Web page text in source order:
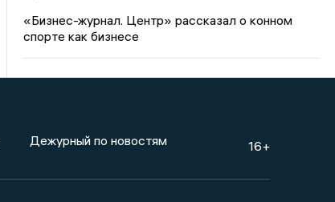
«Бизнес-журнал. Центр» рассказал о конном
спорте как бизнесе
Дежурный по новостям 16+